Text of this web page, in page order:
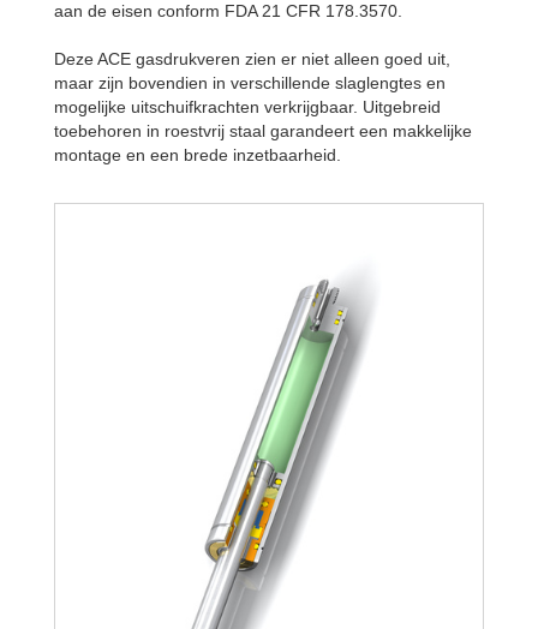
aan de eisen conform FDA 21 CFR 178.3570.
Deze ACE gasdrukveren zien er niet alleen goed uit,
maar zijn bovendien in verschillende slaglengtes en
mogelijke uitschuifkrachten verkrijgbaar. Uitgebreid
toebehoren in roestvrij staal garandeert een makkelijke
montage en een brede inzetbaarheid.